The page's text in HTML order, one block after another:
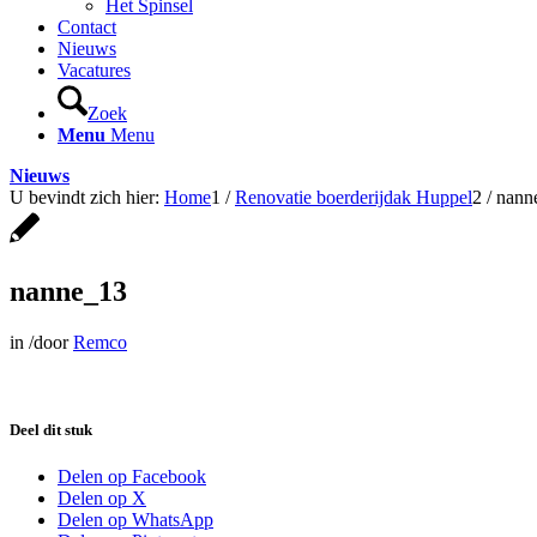
Het Spinsel
Contact
Nieuws
Vacatures
Zoek
Menu Menu
Nieuws
U bevindt zich hier: Home1 / Renovatie boerderijdak Huppel2 /
nanne_13
in /doorRemco
Deel dit stuk
Delen op Facebook
Delen op X
Delen op WhatsApp